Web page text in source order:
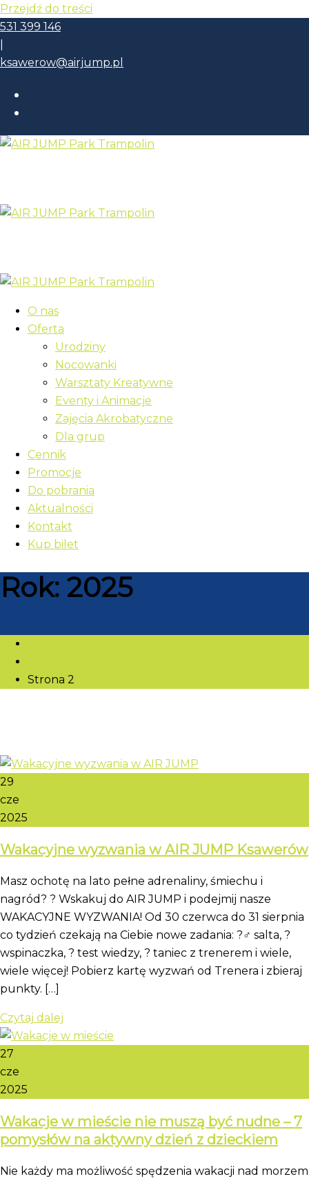
Przejdź do treści
531 399 146
ksawerow@airjump.pl
O nas
Oferta
Urodziny
Nocowanki
Warsztaty Kreatywne
Eventy i Animacje
Zajęcia Akrobatyczne
Dla grup
Cennik
Promocje
Do pobrania
Aktualności
Kontakt
Kup bilet
Rok: 2025
Strona 2
29
cze
2025
Wakacyjne wyzwania w AIR JUMP Ksawerów
Masz ochotę na lato pełne adrenaliny, śmiechu i
nagród? ? Wskakuj do AIR JUMP i podejmij nasze
WAKACYJNE WYZWANIA! Od 30 czerwca do 31 sierpnia
co tydzień czekają na Ciebie nowe zadania: ?‍♂️ salta, ?
wspinaczka, ? test wiedzy, ? taniec z trenerem i wiele,
wiele więcej! Pobierz kartę wyzwań od Trenera i zbieraj
punkty. […]
Czytaj dalej
27
cze
2025
Wakacje w mieście nie muszą być nudne – 7
pomysłów na aktywny dzień z dzieckiem
Nie każdy ma możliwość spędzenia wakacji nad morzem